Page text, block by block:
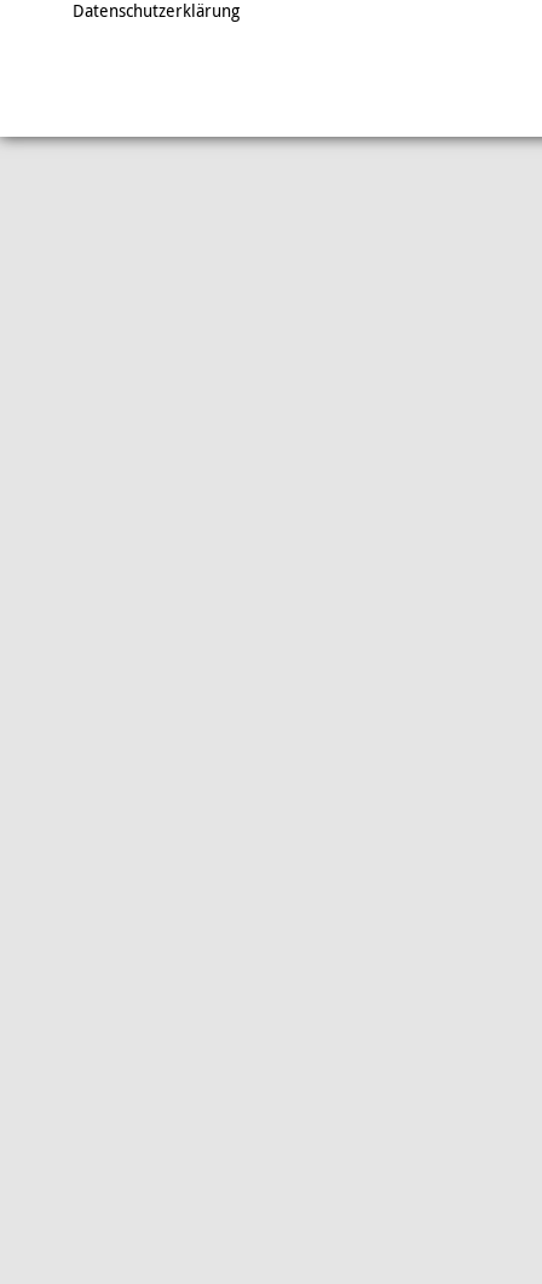
Datenschutzerklärung